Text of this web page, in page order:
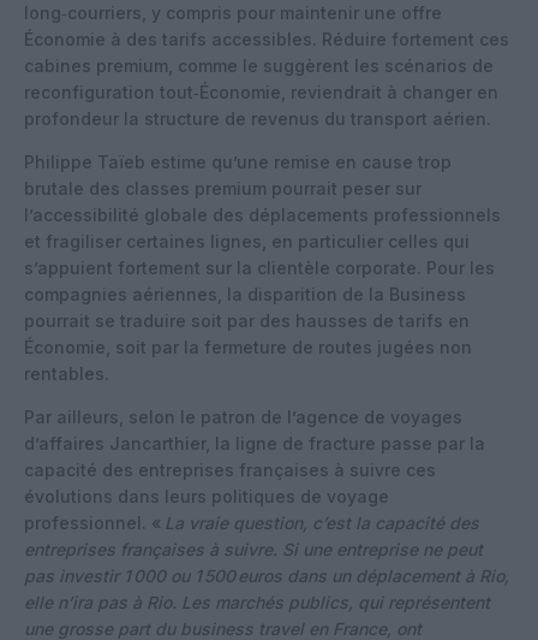
long‑courriers, y compris pour maintenir une offre
Économie à des tarifs accessibles. Réduire fortement ces
cabines premium, comme le suggèrent les scénarios de
reconfiguration tout‑Économie, reviendrait à changer en
profondeur la structure de revenus du transport aérien.
Philippe Taïeb estime qu’une remise en cause trop
brutale des classes premium pourrait peser sur
l’accessibilité globale des déplacements professionnels
et fragiliser certaines lignes, en particulier celles qui
s’appuient fortement sur la clientèle corporate. Pour les
compagnies aériennes, la disparition de la Business
pourrait se traduire soit par des hausses de tarifs en
Économie, soit par la fermeture de routes jugées non
rentables.
Par ailleurs, selon le patron de l’agence de voyages
d’affaires Jancarthier, la ligne de fracture passe par la
capacité des entreprises françaises à suivre ces
évolutions dans leurs politiques de voyage
professionnel. « La vraie question, c’est la capacité des
entreprises françaises à suivre. Si une entreprise ne peut
pas investir 1 000 ou 1 500 euros dans un déplacement à Rio,
elle n’ira pas à Rio. Les marchés publics, qui représentent
une grosse part du business travel en France, ont